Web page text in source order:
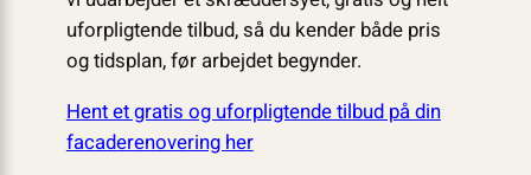
uforpligtende tilbud, så du kender både pris
og tidsplan, før arbejdet begynder.
Hent et gratis og uforpligtende tilbud på din
facaderenovering her